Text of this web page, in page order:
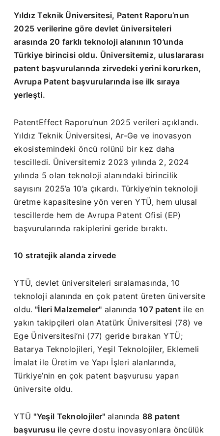
Yıldız Teknik Üniversitesi, Patent Raporu’nun
2025 verilerine göre devlet üniversiteleri
arasında 20 farklı teknoloji alanının 10’unda
Türkiye birincisi oldu. Üniversitemiz, uluslararası
patent başvurularında zirvedeki yerini korurken,
Avrupa Patent başvurularında ise ilk sıraya
yerleşti.
PatentEffect Raporu’nun 2025 verileri açıklandı.
Yıldız Teknik Üniversitesi, Ar-Ge ve inovasyon
ekosistemindeki öncü rolünü bir kez daha
tescilledi. Üniversitemiz 2023 yılında 2, 2024
yılında 5 olan teknoloji alanındaki birincilik
sayısını 2025’a 10’a çıkardı. Türkiye’nin teknoloji
üretme kapasitesine yön veren YTÜ, hem ulusal
tescillerde hem de Avrupa Patent Ofisi (EP)
başvurularında rakiplerini geride bıraktı.
10 stratejik alanda zirvede
YTÜ, devlet üniversiteleri sıralamasında, 10
teknoloji alanında en çok patent üreten üniversite
oldu. "İleri Malzemeler" alanında 107 patent ile en
yakın takipçileri olan Atatürk Üniversitesi (78) ve
Ege Üniversitesi’ni (77) geride bırakan YTÜ;
Batarya Teknolojileri, Yeşil Teknolojiler, Eklemeli
İmalat ile Üretim ve Yapı İşleri alanlarında,
Türkiye’nin en çok patent başvurusu yapan
üniversite oldu.
YTÜ "Yeşil Teknolojiler"alanında 88 patent
başvurusu ile çevre dostu inovasyonlara öncülük